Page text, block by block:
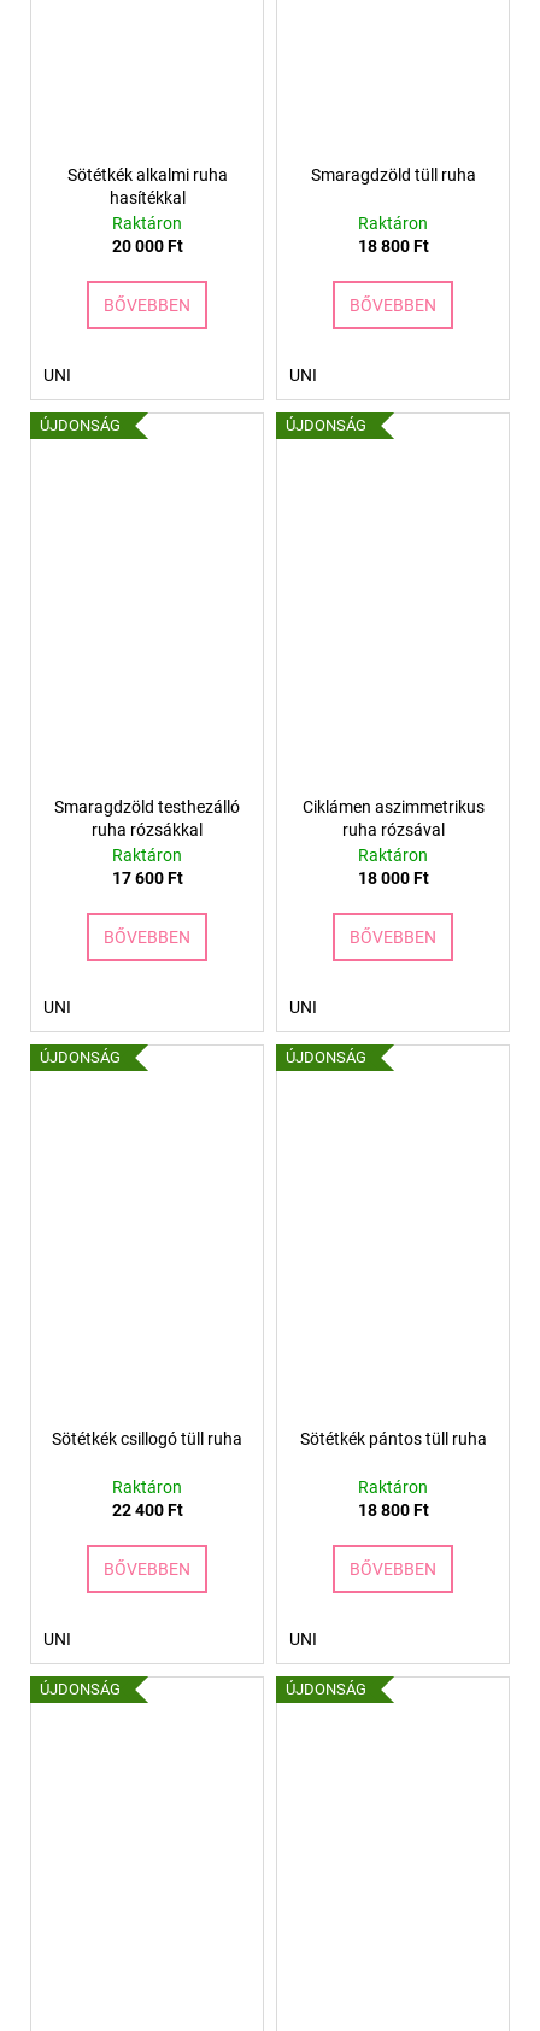
Sötétkék alkalmi ruha
hasítékkal
Raktáron
20 000 Ft
BŐVEBBEN
UNI
Smaragdzöld tüll ruha
Raktáron
18 800 Ft
BŐVEBBEN
UNI
ÚJDONSÁG
Smaragdzöld testhezálló
ruha rózsákkal
Raktáron
17 600 Ft
BŐVEBBEN
UNI
ÚJDONSÁG
Ciklámen aszimmetrikus
ruha rózsával
Raktáron
18 000 Ft
BŐVEBBEN
UNI
ÚJDONSÁG
Sötétkék csillogó tüll ruha
Raktáron
22 400 Ft
BŐVEBBEN
UNI
ÚJDONSÁG
Sötétkék pántos tüll ruha
Raktáron
18 800 Ft
BŐVEBBEN
UNI
ÚJDONSÁG ÚJDONSÁG